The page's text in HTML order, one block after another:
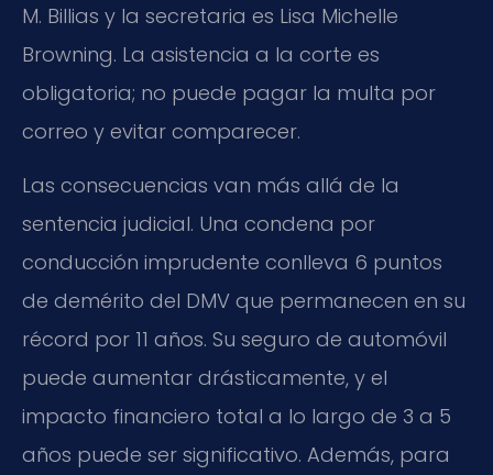
M. Billias y la secretaria es Lisa Michelle
Browning. La asistencia a la corte es
obligatoria; no puede pagar la multa por
correo y evitar comparecer.
Las consecuencias van más allá de la
sentencia judicial. Una condena por
conducción imprudente conlleva 6 puntos
de demérito del DMV que permanecen en su
récord por 11 años. Su seguro de automóvil
puede aumentar drásticamente, y el
impacto financiero total a lo largo de 3 a 5
años puede ser significativo. Además, para